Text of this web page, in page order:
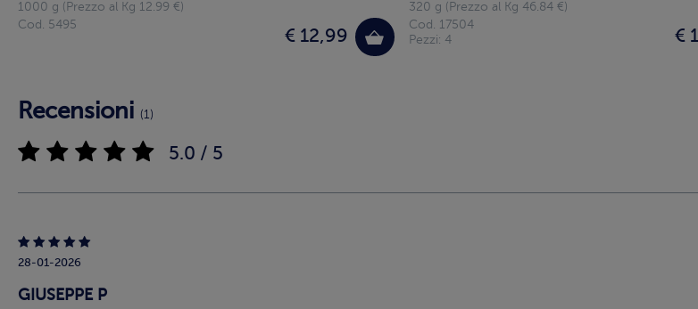
1000 g (Prezzo al Kg 12.99 €)
€ 12,99
Cod. 5495
320 g (Prezzo al Kg 46.84 €)
€
Cod. 17504
Pezzi: 4
Recensioni (1)
5.0 / 5
28-01-2026
GIUSEPPE P